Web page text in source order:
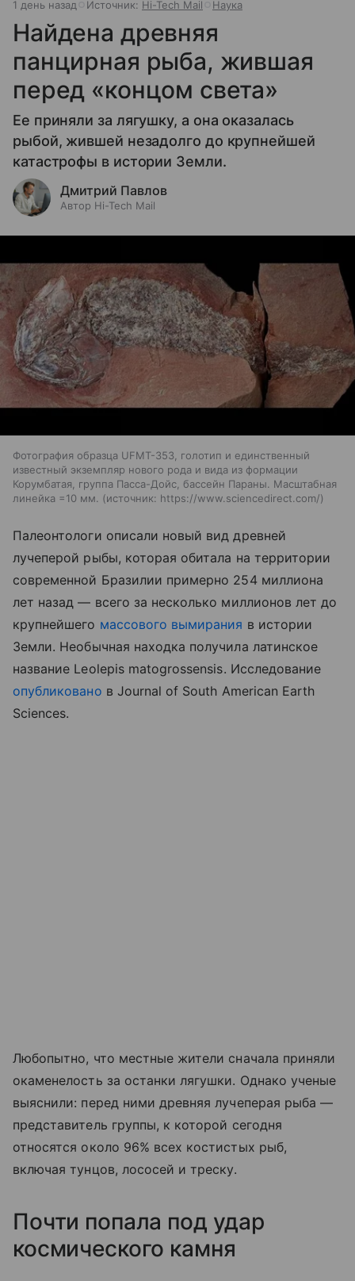
1 день назад Источник: Hi-Tech Mail Наука
Найдена древняя
панцирная рыба, жившая
перед «концом света»
Ее приняли за лягушку, а она оказалась
рыбой, жившей незадолго до крупнейшей
катастрофы в истории Земли.
Дмитрий Павлов
Автор Hi-Tech Mail
Фотография образца UFMT-353, голотип и единственный
известный экземпляр нового рода и вида из формации
Корумбатая, группа Пасса-Дойс, бассейн Параны. Масштабная
линейка =10 мм.
источник: https://www.sciencedirect.com/
Палеонтологи описали новый вид древней
лучеперой рыбы, которая обитала на территории
современной Бразилии примерно 254 миллиона
лет назад — всего за несколько миллионов лет до
крупнейшего массового вымирания в истории
Земли. Необычная находка получила латинское
название Leolepis matogrossensis. Исследование
опубликовано в Journal of South American Earth
Sciences.
Любопытно, что местные жители сначала приняли
окаменелость за останки лягушки. Однако ученые
выяснили: перед ними древняя лучеперая рыба —
представитель группы, к которой сегодня
относятся около 96% всех костистых рыб,
включая тунцов, лососей и треску.
Почти попала под удар
космического камня